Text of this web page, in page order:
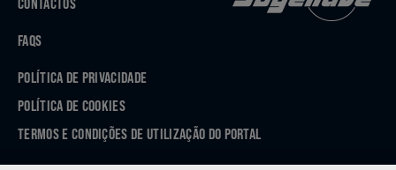
CONTACTOS
FAQS
POLÍTICA DE PRIVACIDADE
POLÍTICA DE COOKIES
TERMOS E CONDIÇÕES DE UTILIZAÇÃO DO PORTAL